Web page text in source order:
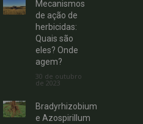
Mecanismos
de ação de
herbicidas:
Quais são
eles? Onde
agem?
30 de outubro
de 2023
Bradyrhizobium
e Azospirillum